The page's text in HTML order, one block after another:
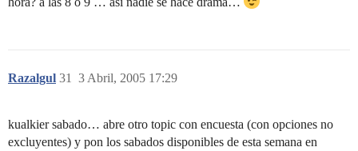
Razalgul 3 Abril, 2005 17:29
31
kualkier sabado… abre otro topic con encuesta (con opciones no
excluyentes) y pon los sabados disponibles de esta semana en